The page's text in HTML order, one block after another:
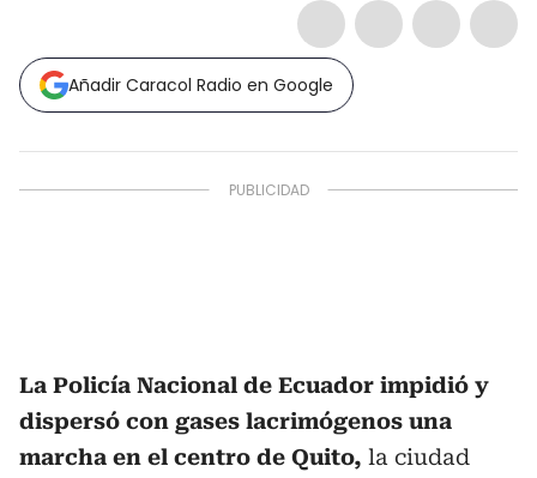
Añadir Caracol Radio en Google
La Policía Nacional de Ecuador impidió y
dispersó con gases lacrimógenos una
marcha en el centro de Quito, la ciudad